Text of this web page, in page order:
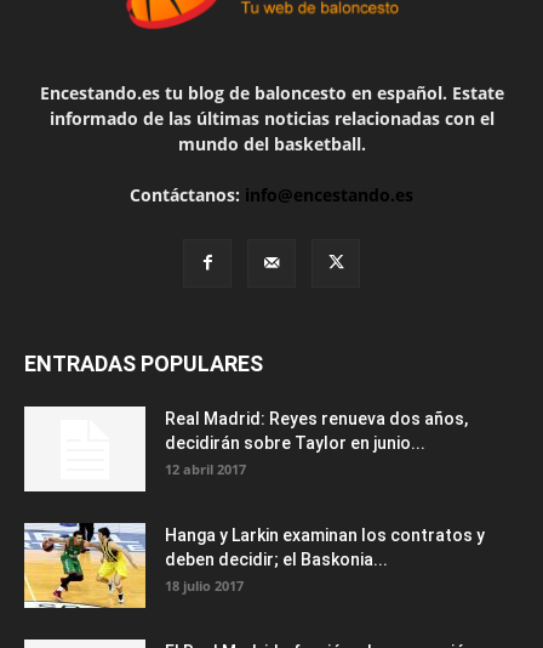
Encestando.es tu blog de baloncesto en español. Estate
informado de las últimas noticias relacionadas con el
mundo del basketball.
Contáctanos: info@encestando.es
ENTRADAS POPULARES
Real Madrid: Reyes renueva dos años,
decidirán sobre Taylor en junio...
12 abril 2017
Hanga y Larkin examinan los contratos y
deben decidir; el Baskonia...
18 julio 2017